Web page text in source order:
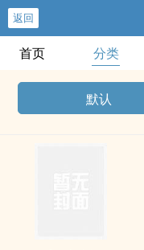
返回
首页 分类
默认